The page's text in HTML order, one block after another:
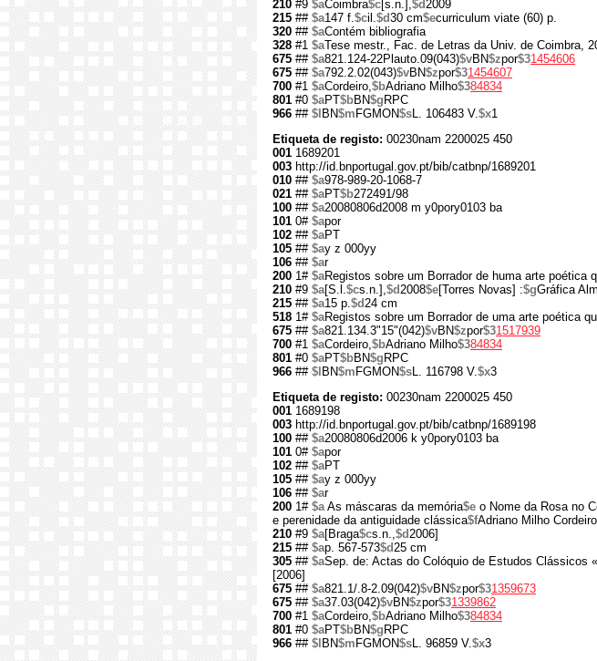
210 #9 $aCoimbra$c[s.n.],$d2009
215 ## $a147 f.$cil.$d30 cm$ecurriculum viate (60) p.
320 ## $aContém bibliografia
328 #1 $aTese mestr., Fac. de Letras da Univ. de Coimbra,
675 ## $a821.124-22Plauto.09(043)$vBN$zpor$31454606
675 ## $a792.2.02(043)$vBN$zpor$31454607
700 #1 $aCordeiro,$bAdriano Milho$384834
801 #0 $aPT$bBN$g RPC
966 ## $l BN$m FGMON$sL. 106483 V.$x1
Etiqueta de registo: 00230nam 2200025 450
001 1689201
003 http://id.bnportugal.gov.pt/bib/catbnp/1689201
010 ## $a978-989-20-1068-7
021 ## $aPT$b272491/98
100 ## $a20080806d2008 m y0pory0103 ba
101 0# $apor
102 ## $aPT
105 ## $ay z 000yy
106 ## $ar
200 1# $aRegistos sobre um Borrador de huma arte poética
210 #9 $a[S.l.$cs.n.],$d2008$e[Torres Novas] :$gGráfica
215 ## $a15 p.$d24 cm
518 1# $aRegistos sobre um Borrador de uma arte poética
675 ## $a821.134.3"15"(042)$vBN$zpor$31517939
700 #1 $aCordeiro,$bAdriano Milho$384834
801 #0 $aPT$bBN$g RPC
966 ## $l BN$m FGMON$sL. 116798 V.$x3
Etiqueta de registo: 00230nam 2200025 450
001 1689198
003 http://id.bnportugal.gov.pt/bib/catbnp/1689198
100 ## $a20080806d2006 k y0pory0103 ba
101 0# $apor
102 ## $aPT
105 ## $ay z 000yy
106 ## $ar
200 1# $aAs máscaras da memória$e o Nome da Rosa no
e perenidade da antiguidade clássica$fAdriano Milho Cordeiro
210 #9 $a[Braga$cs.n.,$d2006]
215 ## $ap. 567-573$d25 cm
305 ## $aSep. de: Actas do Colóquio de Estudos Clássicos
[2006]
675 ## $a821.1/.8-2.09(042)$vBN$zpor$31359673
675 ## $a37.03(042)$vBN$zpor$31339862
700 #1 $aCordeiro,$bAdriano Milho$384834
801 #0 $aPT$bBN$g RPC
966 ## $l BN$m FGMON$sL. 96859 V.$x3